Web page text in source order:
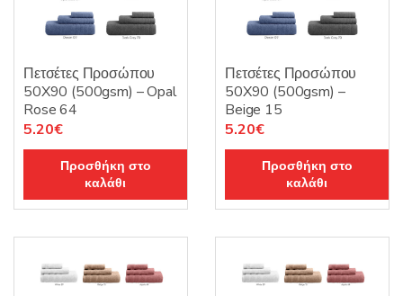
Πετσέτες Προσώπου
50X90 (500gsm) – Opal
Rose 64
5.20€
Προσθήκη στο
καλάθι
Πετσέτες Προσώπου
50X90 (500gsm) –
Beige 15
5.20€
Προσθήκη στο
καλάθι